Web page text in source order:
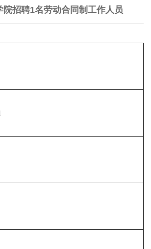
院招聘1名劳动合同制工作人员